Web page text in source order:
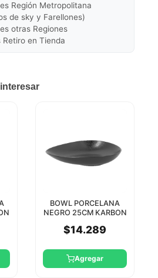
Región Metropolitana
de sky y Farellones)
otras Regiones
Retiro en Tienda
BOWL PORCELANA
NEGRO 25CM KARBON
$14.289
Agregar